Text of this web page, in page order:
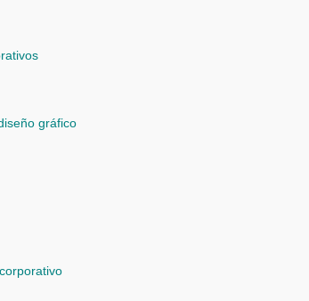
gráfico